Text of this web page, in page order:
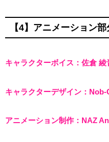
【4】アニメーション
キャラクターボイス：佐倉 綾
キャラクターデザイン：Nob-
アニメーション制作：NAZ